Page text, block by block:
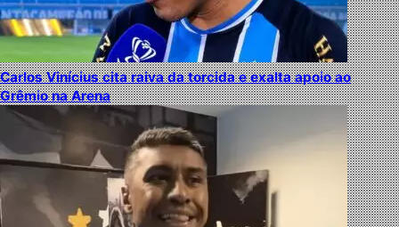
Carlos Vinícius cita raiva da torcida e exalta apoio ao
Grêmio na Arena